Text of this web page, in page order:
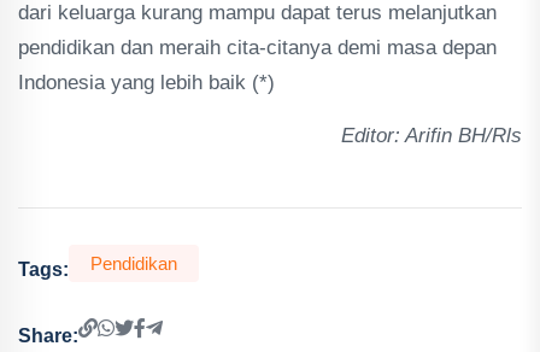
dari keluarga kurang mampu dapat terus melanjutkan
pendidikan dan meraih cita-citanya demi masa depan
Indonesia yang lebih baik (*)
Editor: Arifin BH/Rls
Tags: Pendidikan
Share: